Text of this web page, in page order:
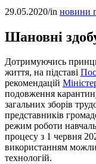
29.05.2020/in новини
Шановні
Дотримуючись
життя, на підставі
рекомендацій
подовження
загальних зборів
представників
режим роботи
процесу з 1 червня
використанням
технологій.